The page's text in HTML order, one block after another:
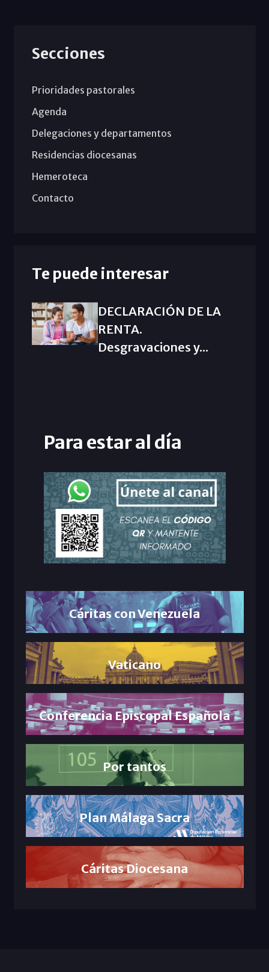
Secciones
Prioridades pastorales
Agenda
Delegaciones y departamentos
Residencias diocesanas
Hemeroteca
Contacto
Te puede interesar
DECLARACIÓN DE LA
RENTA.
Desgravaciones y...
Para estar al día
Cáritas con Venezuela
Vaticano
Conferencia Episcopal Española
Por tantos
Plan Málaga Sacra
Cáritas Diocesana